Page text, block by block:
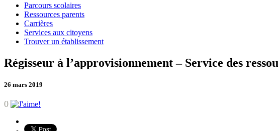
Parcours scolaires
Ressources parents
Carrières
Services aux citoyens
Trouver un établissement
Régisseur à l’approvisionnement – Service des
26 mars 2019
0